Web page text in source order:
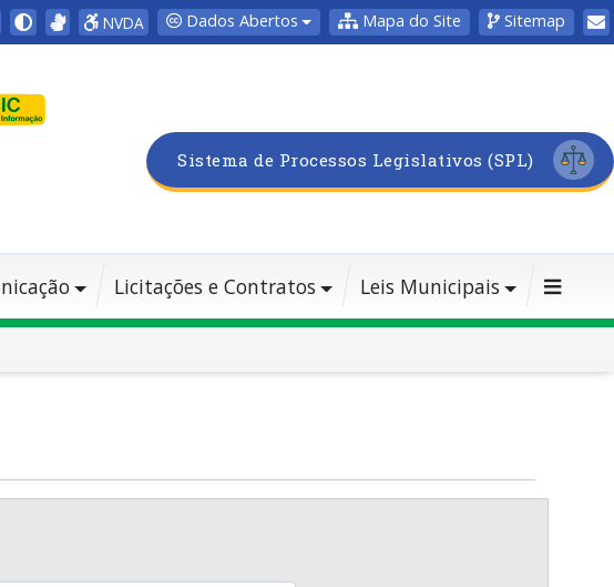
NVDA Dados Abertos Mapa do Site Sitemap
Sistema de Processos Legislativos (SPL)
Licitações e Contratos Leis Municipais